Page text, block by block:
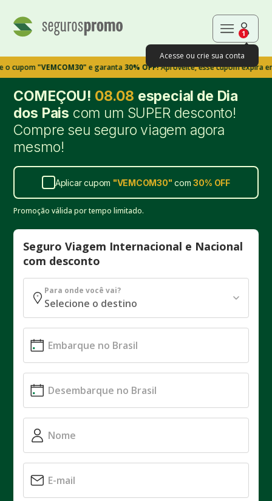
1
Acesse ou crie sua conta
"VEMCOM30"e garanta30% OFF!Aproveite, esse cupom expira em 9m39s
COMEÇOU! 08.08 especial de Dia
dos Pais com um SUPER desconto!
Compre seu seguro viagem agora
mesmo!
Aplicar cupom "VEMCOM30" com30% OFF
Promoção válida por tempo limitado.
Seguro Viagem Internacional e Nacional
com desconto
Para onde você vai?